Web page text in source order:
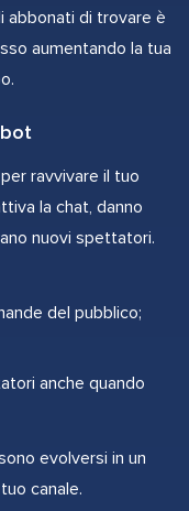
abbonati di trovare è
aumentando la tua
ravvivare il tuo
la chat, danno
nuovi spettatori.
del pubblico;
anche quando
evolversi in un
canale.